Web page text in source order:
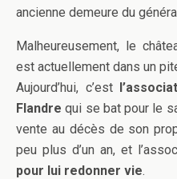
ancienne demeure du
Malheureusement, le
est actuellement dans un
Aujourd’hui, c’est
Flandre qui se bat pour le
vente au décès de son
peu plus d’un an, et
pour lui redonner vie.